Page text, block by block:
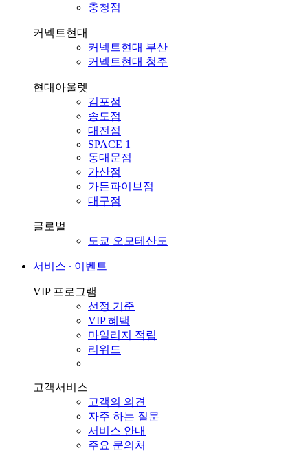
충청점
커넥트현대
커넥트현대 부산
커넥트현대 청주
현대아울렛
김포점
송도점
대전점
SPACE 1
동대문점
가산점
가든파이브점
대구점
글로벌
도쿄 오모테산도
서비스 ∙ 이벤트
VIP 프로그램
선정 기준
VIP 혜택
마일리지 적립
리워드
고객서비스
고객의 의견
자주 하는 질문
서비스 안내
주요 문의처